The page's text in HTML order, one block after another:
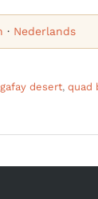
· Nederlands
desert, quad